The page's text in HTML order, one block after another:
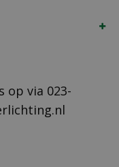
op via 023-